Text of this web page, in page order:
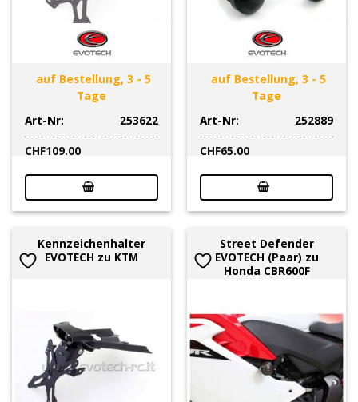
auf Bestellung, 3 - 5
Tage
Art-Nr:
253622
CHF109.00
auf Bestellung, 3 - 5
Tage
Art-Nr:
252889
CHF65.00
Kennzeichenhalter
EVOTECH zu KTM
Street Defender
EVOTECH (Paar) zu
Honda CBR600F